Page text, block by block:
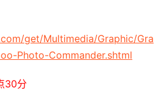
get/Multimedia/Graphic/Gra
Photo-Commander.shtml
30分